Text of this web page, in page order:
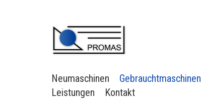
Neumaschinen Gebrauchtmaschinen
Leistungen
Kontakt